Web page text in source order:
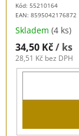
Kód: 55210164
EAN: 8595042176872
Skladem (4 ks)
34,50 Kč/ ks
28,51 Kč bez DPH